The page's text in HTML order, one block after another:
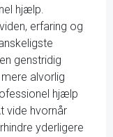
hjælp.
erfaring og
genstridig
alvorlig
hjælp
vide hvornår
yderligere